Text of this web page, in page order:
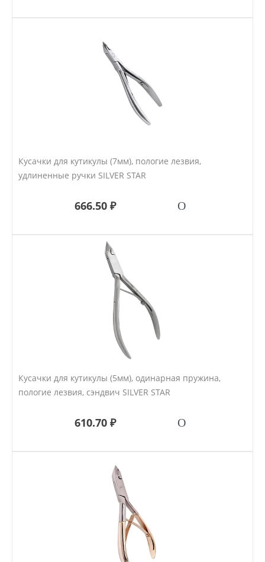
Кусачки для кутикулы (7мм), пологие лезвия,
удлиненные ручки SILVER STAR
666.50 ₽
Кусачки для кутикулы (5мм), одинарная пружина,
пологие лезвия, сэндвич SILVER STAR
610.70 ₽